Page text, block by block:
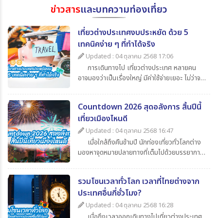
ข่าวสารและบทความท่องเที่ยว
เที่ยวต่างประเทศงบประหยัด ด้วย 5
เทคนิคง่าย ๆ ที่ทำได้จริง
Updated : 04 ตุลาคม 2568 17:06
การเดินทางไป เที่ยวต่างประเทศ หลายคน
อาจมองว่าเป็นเรื่องใหญ่ มีค่าใช้จ่ายเยอะ ไม่ว่าจะ
ดี ๆ ก็สามารถไป เที่ยวต่างประเทศในราคาสบาย
กระเป๋า วันนี้ 365Travel(ทัวร์ 365 วัน) ขอนำ
เสนอ 5 เทคนิคเที่ยวต่างประเทศแบบประหยัด ที่
จะช่วยให้นักท่องเที่ยวทุกคนสามารถไปเปิด
ประสบการณ์ใหม่ ๆ ได้อย่างคุ้มค่า
Countdown 2026 สุดอลังการ สิ้นปีนี้
เที่ยวเมืองไหนดี
Updated : 04 ตุลาคม 2568 16:47
เมื่อใกล้ถึงคืนข้ามปี นักท่องเที่ยวทั่วโลกต่าง
มองหาจุดหมายปลายทางที่เต็มไปด้วยบรรยากาศ
365Travel(ทัวร์365วัน) มี 4 ประเทศน่าไป เคา
นต์ดาวน์ 2026 ที่ไม่ควรพลาดมาแนะนำ
รวมโซนเวลาทั่วโลก เวลาที่ไทยต่างจาก
ประเทศอื่นกี่ชั่วโมง?
Updated : 04 ตุลาคม 2568 16:28